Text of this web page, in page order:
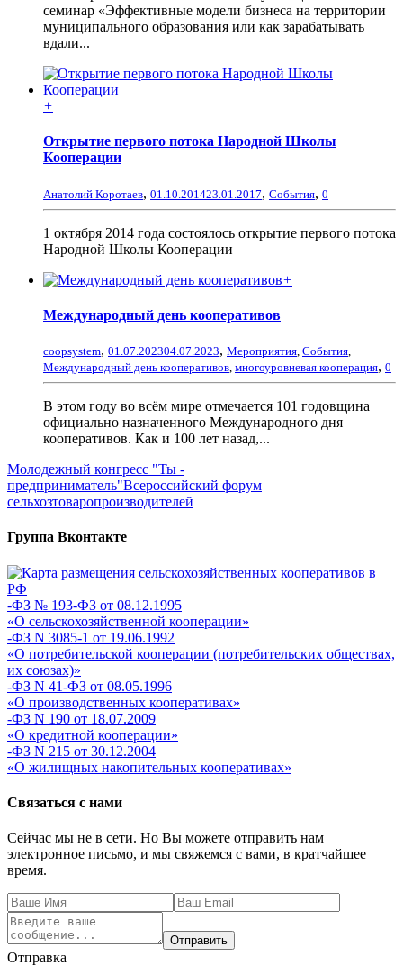
семинар «Эффективные модели бизнеса на территории
муниципального образования или как зарабатывать
вдали...
+
Открытие первого потока Народной Школы
Кооперации
Анатолий Коротаев, 01.10.201423.01.2017, События, 0
1 октября 2014 года состоялось открытие первого потока
Народной Школы Кооперации
+
Международный день кооперативов
coopsystem, 01.07.202304.07.2023, Мероприятия, События,
Международный день кооперативов, многоуровневая кооперация, 0
В этом году во всём мире отмечается 101 годовщина
официально назначенного Международного дня
кооперативов. Как и 100 лет назад,...
Молодежный конгресс "Ты -
предприниматель"Всероссийский форум
сельхозтоваропроизводителей
Группа Вконтакте
-ФЗ № 193-ФЗ от 08.12.1995
«О сельскохозяйственной кооперации»
-ФЗ N 3085-1 от 19.06.1992
«О потребительской кооперации (потребительских обществах,
их союзах)»
-ФЗ N 41-ФЗ от 08.05.1996
«О производственных кооперативах»
-ФЗ N 190 от 18.07.2009
«О кредитной кооперации»
-ФЗ N 215 от 30.12.2004
«О жилищных накопительных кооперативах»
Связаться с нами
Сейчас мы не в сети. Но Вы можете отправить нам
электронное письмо, и мы свяжемся с вами, в кратчайшее
время.
Отправить
Отправка